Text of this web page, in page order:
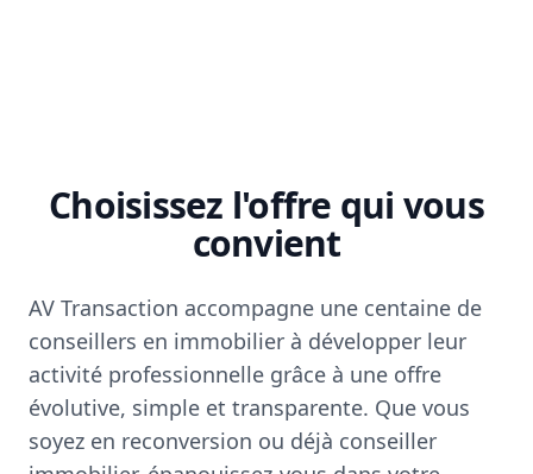
Choisissez l'offre qui vous
convient
AV Transaction accompagne une centaine de
conseillers en immobilier à développer leur
activité professionnelle grâce à une offre
évolutive, simple et transparente. Que vous
soyez en reconversion ou déjà conseiller